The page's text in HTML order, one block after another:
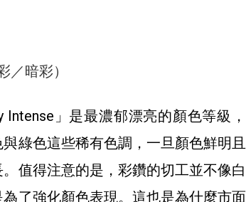
／暗彩）
」是最濃郁漂亮的顏色等級，
綠色這些稀有色調，一旦顏色鮮明且
值得注意的是，彩鑽的切工並不像白
了強化顏色表現。這也是為什麼市面